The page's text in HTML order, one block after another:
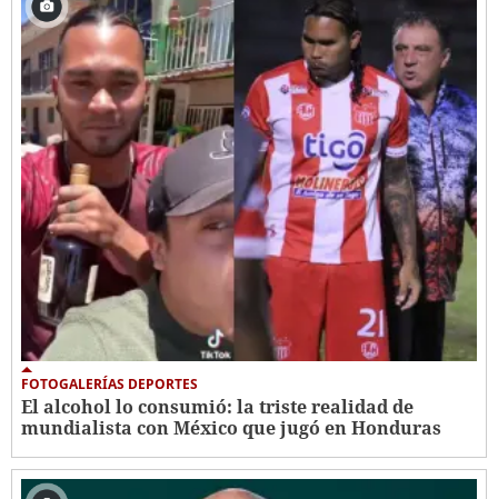
FOTOGALERÍAS DEPORTES
El alcohol lo consumió: la triste realidad de
mundialista con México que jugó en Honduras